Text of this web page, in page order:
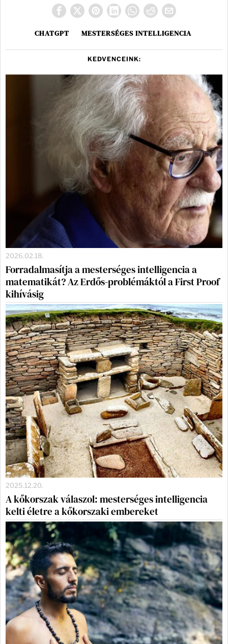
CHATGPT MESTERSÉGES INTELLIGENCIA
KEDVENCEINK:
2026.02.18.
Forradalmasítja a mesterséges intelligencia a
matematikát? Az Erdős-problémáktól a First Proof
kihívásig
2025.12.20.
A kőkorszak válaszol: mesterséges intelligencia
kelti életre a kőkorszaki embereket